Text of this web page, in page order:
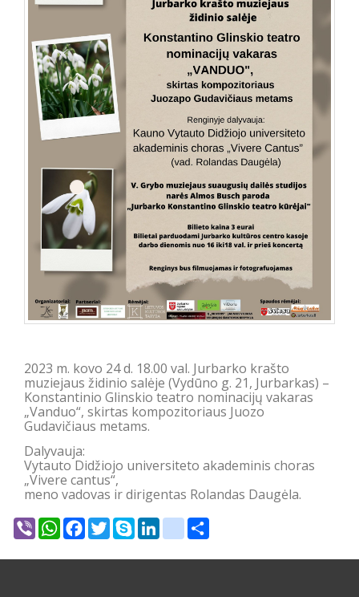
2023 m. kovo 24 d. 18.00 val. Jurbarko krašto
muziejaus židinio salėje (Vydūno g. 21, Jurbarkas) –
Konstantinio Glinskio teatro nominacijų vakaras
„Vanduo“, skirtas kompozitoriaus Juozo
Gudavičiaus metams.
Dalyvauja:
Vytauto Didžiojo universiteto akademinis choras
„Vivere cantus“,
meno vadovas ir dirigentas Rolandas Daugėla.
Viber WhatsAppFacebook
TwitterSkypeLinkedIngoogle_bookmarks